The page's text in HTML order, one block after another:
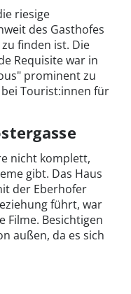
riesige
des Gasthofes
finden ist. Die
Requisite war in
prominent zu
Tourist:innen für
nicht komplett,
gibt. Das Haus
der Eberhofer
führt, war
Filme. Besichtigen
außen, da es sich